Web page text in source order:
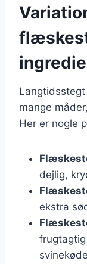
mange
Her er nogle
dejlig,
ekstra